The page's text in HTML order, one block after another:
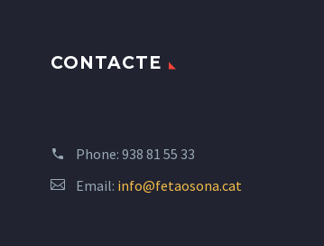
CONTACTE
Phone: 938 81 55 33
Email: info@fetaosona.cat